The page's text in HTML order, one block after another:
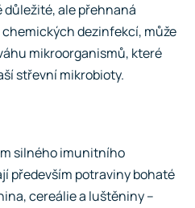
důležité, ale přehnaná
dezinfekcí, může
mikroorganismů, které
střevní mikrobioty.
silného imunitního
především potraviny bohaté
cereálie a luštěniny –